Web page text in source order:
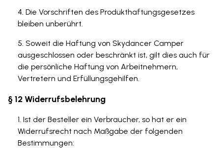
Die Vorschriften des Produkthaftungsgesetzes
bleiben unberührt.
Soweit die Haftung von Skydancer Camper
ausgeschlossen oder beschränkt ist, gilt dies auch für
die persönliche Haftung von Arbeitnehmern,
Vertretern und Erfüllungsgehilfen.
§ 12 Widerrufsbelehrung
Ist der Besteller ein Verbraucher, so hat er ein
Widerrufsrecht nach Maßgabe der folgenden
Bestimmungen: